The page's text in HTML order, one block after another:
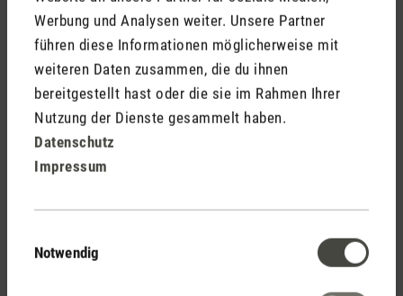
Werbung und Analysen weiter. Unsere Partner
führen diese Informationen möglicherweise mit
weiteren Daten zusammen, die du ihnen
bereitgestellt hast oder die sie im Rahmen Ihrer
Nutzung der Dienste gesammelt haben.
Datenschutz
Impressum
Notwendig
Deine Vorteile